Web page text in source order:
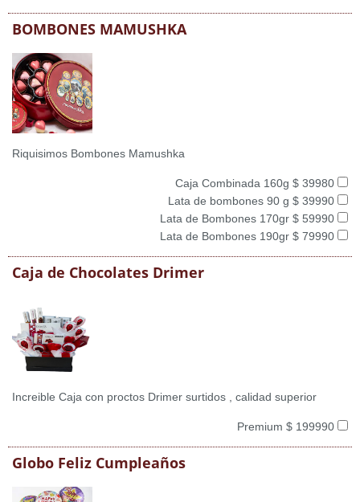
BOMBONES MAMUSHKA
Riquisimos Bombones Mamushka
Caja Combinada 160g $ 39980
Lata de bombones 90 g $ 39990
Lata de Bombones 170gr $ 59990
Lata de Bombones 190gr $ 79990
Caja de Chocolates Drimer
Increible Caja con proctos Drimer surtidos , calidad superior
Premium $ 199990
Globo Feliz Cumpleaños